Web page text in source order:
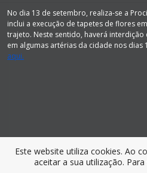
No dia 13 de setembro, realiza-se a
inclui a execução de tapetes de flores
trajeto. Neste sentido, haverá
em algumas artérias da cidade nos dias
aqui.
Este website utiliza cookies. Ao
aceitar a sua utilização.